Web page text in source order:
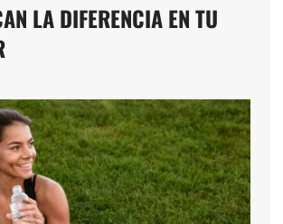
LA DIFERENCIA EN TU